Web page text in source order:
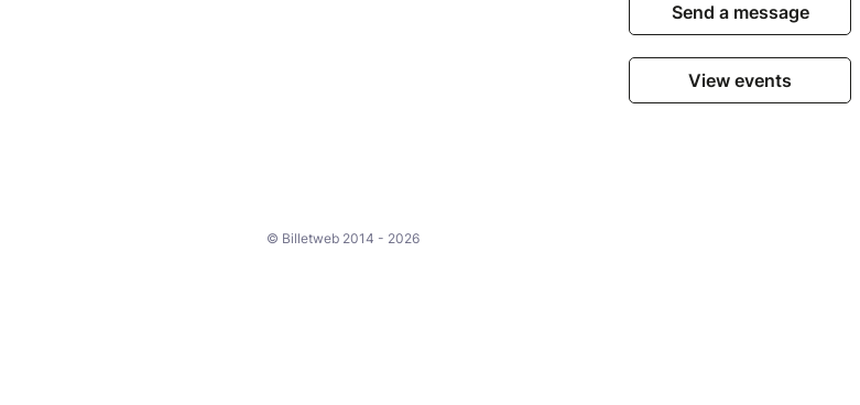
Send a message
View events
© Billetweb 2014 - 2026